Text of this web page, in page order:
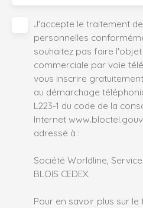
J'accepte le traitement
personnelles
souhaitez pas faire
commerciale par voie
vous inscrire
au démarchage
L223-1 du code de la
Internet
adressé à :
Société Worldline, Service
BLOIS CEDEX.
Pour en savoir plus sur